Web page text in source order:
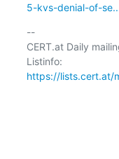
5-kvs-denial-of-
--
CERT.at Daily
https://lists.cert.at/